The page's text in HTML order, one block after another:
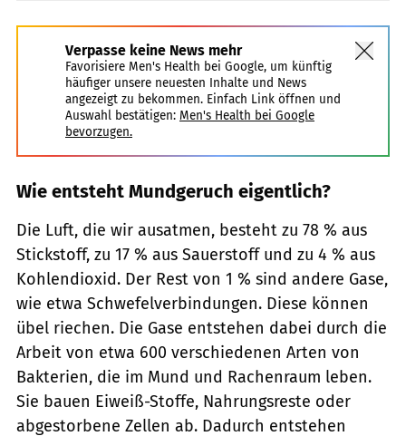
Verpasse keine News mehr
Favorisiere Men's Health bei Google, um künftig
häufiger unsere neuesten Inhalte und News
angezeigt zu bekommen. Einfach Link öffnen und
Auswahl bestätigen: Men's Health bei Google
bevorzugen.
Wie entsteht Mundgeruch eigentlich?
Die Luft, die wir ausatmen, besteht zu 78 % aus
Stickstoff, zu 17 % aus Sauerstoff und zu 4 % aus
Kohlendioxid. Der Rest von 1 % sind andere Gase,
wie etwa Schwefelverbindungen. Diese können
übel riechen. Die Gase entstehen dabei durch die
Arbeit von etwa 600 verschiedenen Arten von
Bakterien, die im Mund und Rachenraum leben.
Sie bauen Eiweiß-Stoffe, Nahrungsreste oder
abgestorbene Zellen ab. Dadurch entstehen